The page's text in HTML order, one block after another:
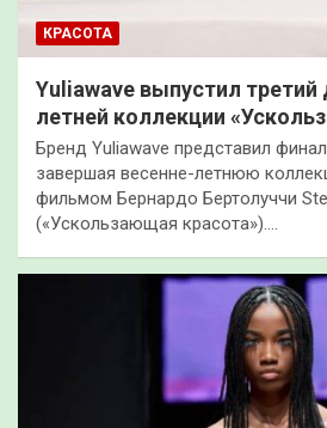
КРАСОТА
Yuliawave выпустил третий
летней коллекции
Бренд Yuliawave представил
завершая весенне-летнюю
фильмом Бернардо Бертолуччи
(«Ускользающая красота»).…